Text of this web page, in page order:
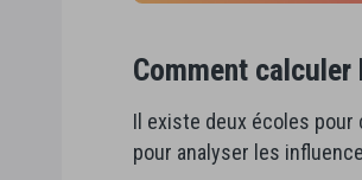
Comment
Il existe deux écoles pour
pour analyser les